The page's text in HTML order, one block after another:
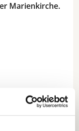
Marienkirche.